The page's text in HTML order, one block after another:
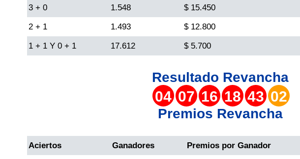
Lotería de Santander
Antioqueñita Día
3 + 0 1.548 $ 15.450
2 + 1 1.493 $ 12.800
1 + 1 Y 0 + 1 17.612 $ 5.700
Resultado Revancha
04 07 16 18 43 02
Premios Revancha
Aciertos Ganadores Premios por Ganador